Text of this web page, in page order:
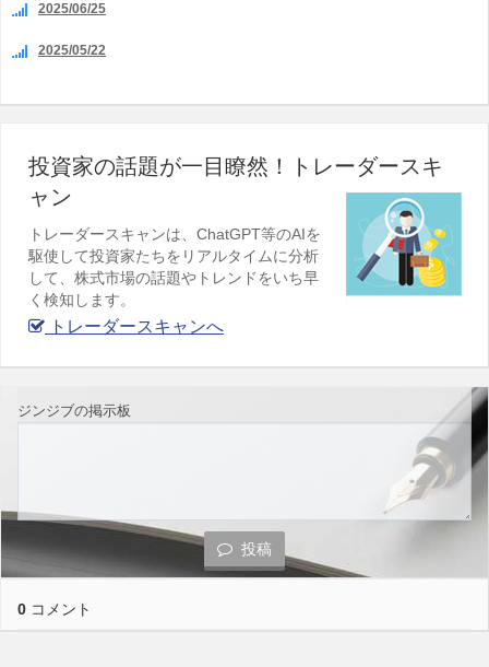
2025/06/25
2025/05/22
投資家の話題が一目瞭然！トレーダースキ
ャン
トレーダースキャンは、ChatGPT等のAIを
駆使して投資家たちをリアルタイムに分析
して、株式市場の話題やトレンドをいち早
く検知します。
トレーダースキャンへ
ジンジブの掲示板
投稿
0 コメント